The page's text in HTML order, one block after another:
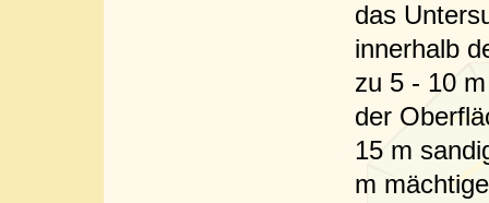
das
innerhalb
zu 5 - 10
der
15 m
m